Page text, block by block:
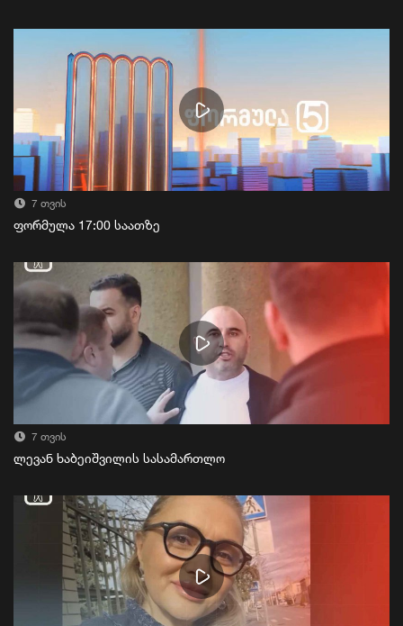
7 თვის
ფორმულა 17:00 საათზე
7 თვის
ლევან ხაბეიშვილის სასამართლო